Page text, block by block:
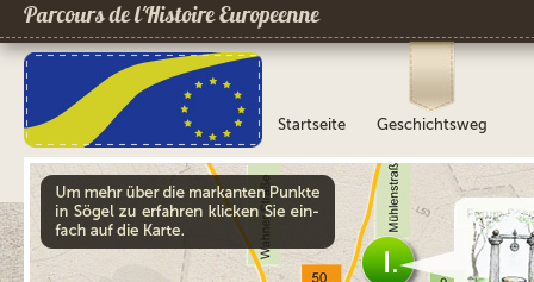
Parcours de l´Histoire Europeenne
Startseite Geschichtsweg